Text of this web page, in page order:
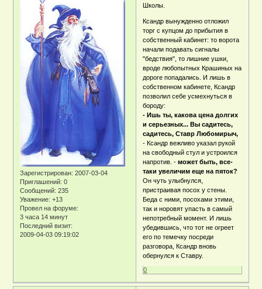
Зарегистрирован: 2007-03-04
Приглашений: 0
Сообщений: 235
Уважение: +13
Провел на форуме:
3 часа 14 минут
Последний визит:
2009-04-03 09:19:02
Школы.
Ксандр вынужденно отложил
торг с купцом до прибытия в
собственный кабинет: то ворота
начали подавать сигналы
"бедствия", то лишние ушки,
вроде любопытных Крашиных на
дороге попадались. И лишь в
собственном кабинете, Ксандр
позволил себе усмехнуться в
бороду:
- Ишь ты, какова цена долгих
и серьезных... Вы садитесь,
садитесь, Ставр Любомирыч,
- Ксандр вежливо указал рукой
на свободный стул и устроился
напротив. -может быть, все-
таки увеличим еще на пяток?
Он чуть улыбнулся,
пристраивая посох у стены.
Беда с ними, посохами этими,
так и норовят упасть в самый
непотребный момент. И лишь
убедившись, что тот не огреет
его по темечку посреди
разговора, Ксандр вновь
обернулся к Ставру.
0